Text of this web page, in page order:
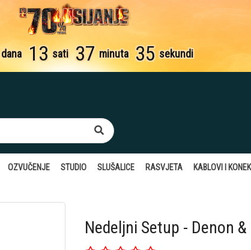
dana 13 sati 37 minuta 34 sekunde
OZVUČENJE STUDIO SLUŠALICE RASVJETA KABLOVI I
Nedeljni Setup - Denon